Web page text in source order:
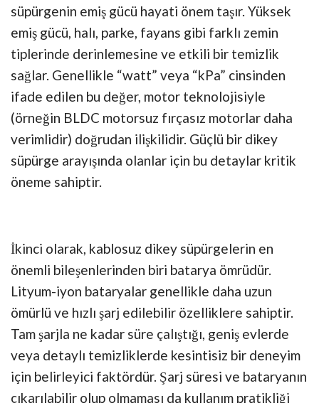
süpürgenin emiş gücü hayati önem taşır. Yüksek
emiş gücü, halı, parke, fayans gibi farklı zemin
tiplerinde derinlemesine ve etkili bir temizlik
sağlar. Genellikle “watt” veya “kPa” cinsinden
ifade edilen bu değer, motor teknolojisiyle
(örneğin BLDC motorsuz fırçasız motorlar daha
verimlidir) doğrudan ilişkilidir. Güçlü bir dikey
süpürge arayışında olanlar için bu detaylar kritik
öneme sahiptir.
İkinci olarak, kablosuz dikey süpürgelerin en
önemli bileşenlerinden biri batarya ömrüdür.
Lityum-iyon bataryalar genellikle daha uzun
ömürlü ve hızlı şarj edilebilir özelliklere sahiptir.
Tam şarjla ne kadar süre çalıştığı, geniş evlerde
veya detaylı temizliklerde kesintisiz bir deneyim
için belirleyici faktördür. Şarj süresi ve bataryanın
çıkarılabilir olup olmaması da kullanım pratikliği